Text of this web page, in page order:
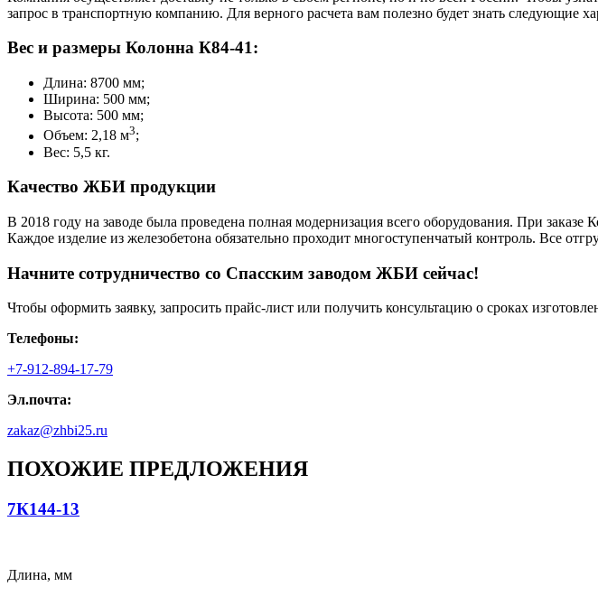
запрос в транспортную компанию. Для верного расчета вам полезно будет знать следующие
Вес и размеры Колонна К84-41:
Длина: 8700 мм;
Ширина: 500 мм;
Высота: 500 мм;
Объем: 2,18 м3;
Вес: 5,5 кг.
Качество ЖБИ продукции
В 2018 году на заводе была проведена полная модернизация всего оборудования. При
Каждое изделие из железобетона обязательно проходит многоступенчатый контроль. Все
Начните сотрудничество со Cпасским заводом ЖБИ сейчас!
Чтобы оформить заявку, запросить прайс-лист или получить консультацию о сроках
Телефоны:
+7-912-894-17-79
Эл.почта:
zakaz@zhbi25.ru
ПОХОЖИЕ ПРЕДЛОЖЕНИЯ
7К144-13
Длина, мм